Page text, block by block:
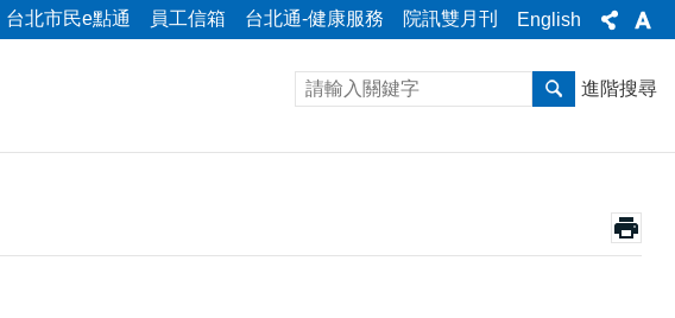
台北市民e點通 員工信箱 台北通-健康服務 院訊雙月刊 English
進階搜尋